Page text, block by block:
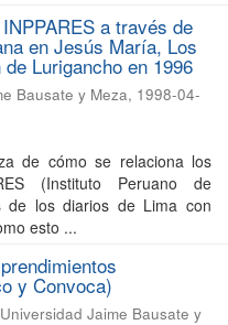
a través de
en Jesús María, Los
Lurigancho en 1996
Bausate y Meza, 1998-04-
de cómo se relaciona los
(Instituto Peruano de
de los diarios de Lima con
esto ...
y Convoca)
Universidad Jaime Bausate y